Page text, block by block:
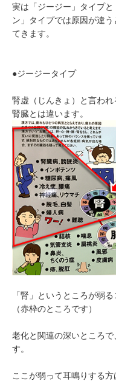
実は「ジージー」タイプ
ン」タイプでは原因が違
てきます。
●ジージータイプ
腎虚（じんきょ）と言われ
腎臓とは違います。
「腎」というところが弱
（赤枠のところです）
老化と関連の深いところ
す。
ここが弱って耳鳴りする